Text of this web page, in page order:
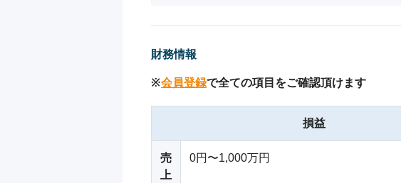
財務情報
※会員登録で全ての項目をご確認頂けます
損益
売
上
0円〜1,000万円